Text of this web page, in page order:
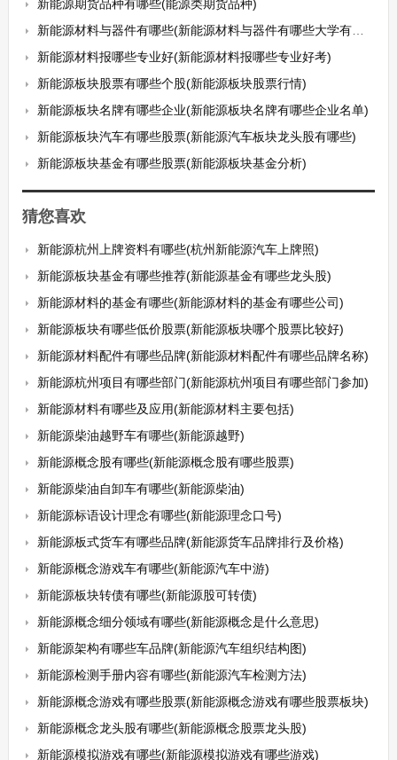
新能源期货品种有哪些(能源类期货品种)
新能源材料与器件有哪些(新能源材料与器件有哪些大学有这个专业)
新能源材料报哪些专业好(新能源材料报哪些专业好考)
新能源板块股票有哪些个股(新能源板块股票行情)
新能源板块名牌有哪些企业(新能源板块名牌有哪些企业名单)
新能源板块汽车有哪些股票(新能源汽车板块龙头股有哪些)
新能源板块基金有哪些股票(新能源板块基金分析)
猜您喜欢
新能源杭州上牌资料有哪些(杭州新能源汽车上牌照)
新能源板块基金有哪些推荐(新能源基金有哪些龙头股)
新能源材料的基金有哪些(新能源材料的基金有哪些公司)
新能源板块有哪些低价股票(新能源板块哪个股票比较好)
新能源材料配件有哪些品牌(新能源材料配件有哪些品牌名称)
新能源杭州项目有哪些部门(新能源杭州项目有哪些部门参加)
新能源材料有哪些及应用(新能源材料主要包括)
新能源柴油越野车有哪些(新能源越野)
新能源概念股有哪些(新能源概念股有哪些股票)
新能源柴油自卸车有哪些(新能源柴油)
新能源标语设计理念有哪些(新能源理念口号)
新能源板式货车有哪些品牌(新能源货车品牌排行及价格)
新能源概念游戏车有哪些(新能源汽车中游)
新能源板块转债有哪些(新能源股可转债)
新能源概念细分领域有哪些(新能源概念是什么意思)
新能源架构有哪些车品牌(新能源汽车组织结构图)
新能源检测手册内容有哪些(新能源汽车检测方法)
新能源概念游戏有哪些股票(新能源概念游戏有哪些股票板块)
新能源概念龙头股有哪些(新能源概念股票龙头股)
新能源模拟游戏有哪些(新能源模拟游戏有哪些游戏)